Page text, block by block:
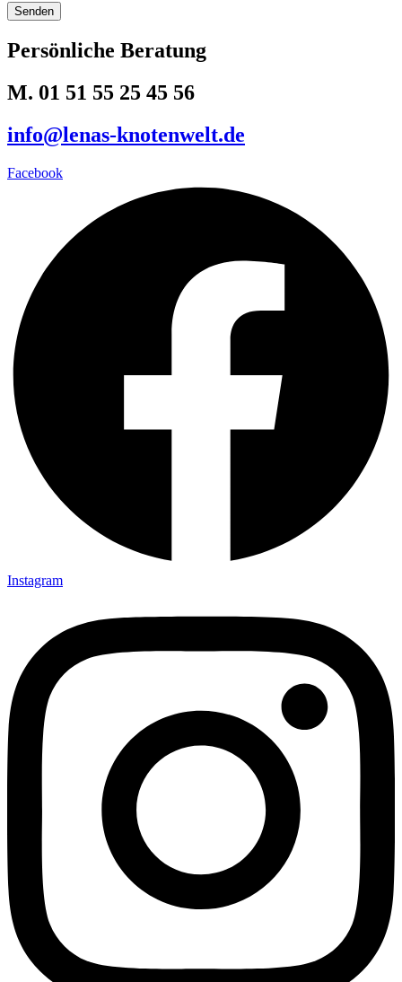
Persönliche Beratung
M. 01 51 55 25 45 56
info@lenas-knotenwelt.de
Facebook
Instagram